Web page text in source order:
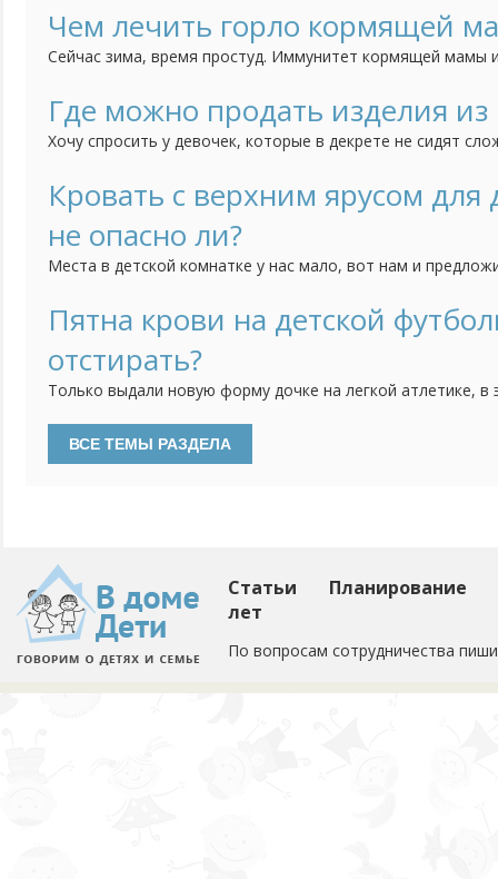
преимущества для получения образования и интересной
5-ти лет ребенок способен усвоить в разы больше
Чем лечить горло кормящей
Сейчас зима, время простуд. Иммунитет кормящей мамы
Если болит горло (к тому же часто), как его лечить и
лекарства не предназначены "для беременных и
Где можно продать изделия из
Хочу спросить у девочек, которые в декрете не сидят
группе, но пока никаких успехов по продаже нет.
продаете ручной работы. Если нельзя оставлять ссылки,
Кровать с верхним ярусом
не опасно ли?
Места в детской комнатке у нас мало, вот нам и
только в том, насколько она должна быть безопасной.
но я опасаюсь, действительно ли она безопасна. Кому
Пятна крови на детской
отстирать?
Только выдали новую форму дочке на легкой атлетике,
Статьи
Планирование
лет
По вопросам сотрудничества